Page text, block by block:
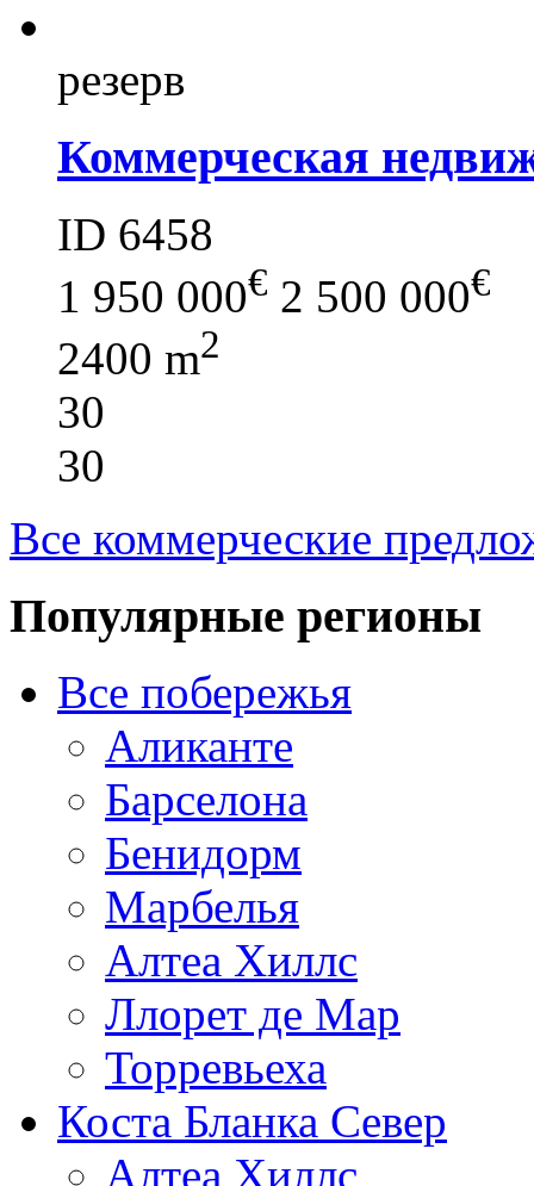
резерв
Коммерческая
ID 6458
1 950 000€ 2 500 000€
2400 m2
30
30
Все коммерческие
Популярные регионы
Все побережья
Аликанте
Барселона
Бенидорм
Марбелья
Алтеа Хиллс
Ллорет де Мар
Торревьеха
Коста Бланка Север
Алтеа Хиллс